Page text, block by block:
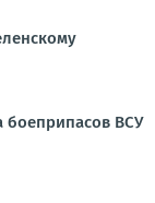
боеприпасов ВСУ